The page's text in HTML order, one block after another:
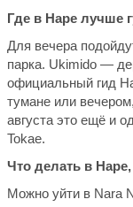
Где в Наре лучше
Для вечера
парка. Ukimido —
официальный гид
тумане или
августа это ещё и
Tokae.
Что делать в
Можно уйти в Nara